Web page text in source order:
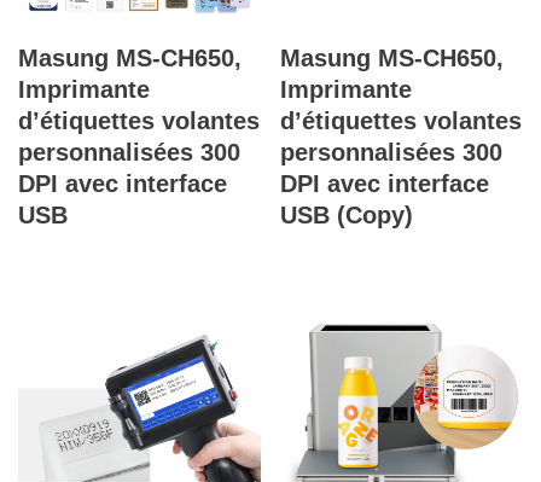
Masung MS-CH650,
Imprimante
d’étiquettes volantes
personnalisées 300
DPI avec interface
USB
Masung MS-CH650,
Imprimante
d’étiquettes volantes
personnalisées 300
DPI avec interface
USB (Copy)